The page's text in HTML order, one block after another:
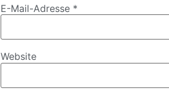
E-Mail-Adresse *
Website